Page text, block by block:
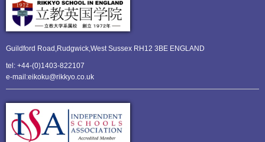
Guildford Road,Rudgwick,West Sussex RH12 3BE ENGLAND
tel: +44-(0)1403-822107
e-mail:eikoku@rikkyo.co.uk